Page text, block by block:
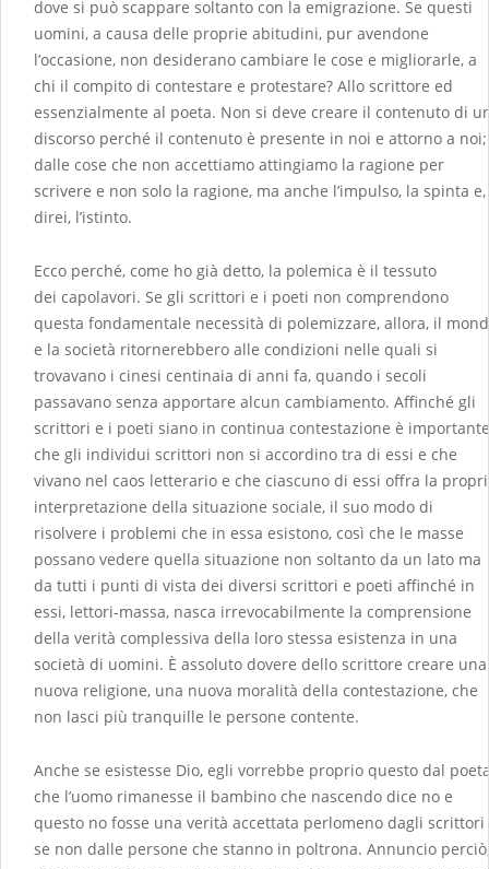
dove si può scappare soltanto con la emigrazione. Se questi
uomini, a causa delle proprie abitudini, pur avendone
l’occasione, non desiderano cambiare le cose e migliorarle, a
chi il compito di contestare e protestare? Allo scrittore ed
essenzialmente al poeta. Non si deve creare il contenuto di
discorso perché il contenuto è presente in noi e attorno a noi;
dalle cose che non accettiamo attingiamo la ragione per
scrivere e non solo la ragione, ma anche l’impulso, la spinta e,
direi, l’istinto.
Ecco perché, come ho già detto, la polemica è il tessuto
dei capolavori. Se gli scrittori e i poeti non comprendono
questa fondamentale necessità di polemizzare, allora, il
e la società ritornerebbero alle condizioni nelle quali si
trovavano i cinesi centinaia di anni fa, quando i secoli
passavano senza apportare alcun cambiamento. Affinché gli
scrittori e i poeti siano in continua contestazione è importante
che gli individui scrittori non si accordino tra di essi e che
vivano nel caos letterario e che ciascuno di essi offra la
interpretazione della situazione sociale, il suo modo di
risolvere i problemi che in essa esistono, così che le masse
possano vedere quella situazione non soltanto da un lato ma
da tutti i punti di vista dei diversi scrittori e poeti affinché in
essi, lettori-massa, nasca irrevocabilmente la comprensione
della verità complessiva della loro stessa esistenza in una
società di uomini. È assoluto dovere dello scrittore creare una
nuova religione, una nuova moralità della contestazione, che
non lasci più tranquille le persone contente.
Anche se esistesse Dio, egli vorrebbe proprio questo dal
che l’uomo rimanesse il bambino che nascendo dice no e
questo no fosse una verità accettata perlomeno dagli scrittori
se non dalle persone che stanno in poltrona. Annuncio perciò,